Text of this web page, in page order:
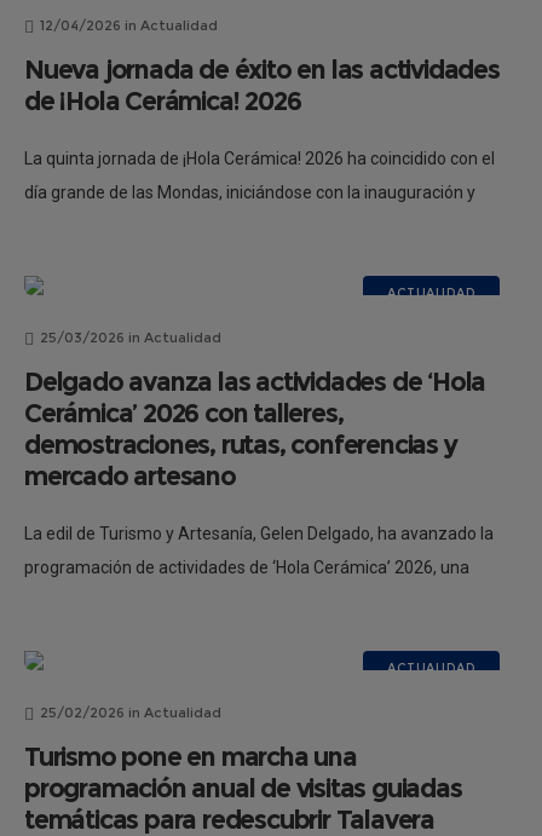
12/04/2026 in Actualidad
Nueva jornada de éxito en las actividades
de ¡Hola Cerámica! 2026
La quinta jornada de ¡Hola Cerámica! 2026 ha coincidido con el
día grande de las Mondas, iniciándose con la inauguración y
ACTUALIDAD
25/03/2026 in Actualidad
Delgado avanza las actividades de ‘Hola
Cerámica’ 2026 con talleres,
demostraciones, rutas, conferencias y
mercado artesano
La edil de Turismo y Artesanía, Gelen Delgado, ha avanzado la
programación de actividades de ‘Hola Cerámica’ 2026, una
ACTUALIDAD
25/02/2026 in Actualidad
Turismo pone en marcha una
programación anual de visitas guiadas
temáticas para redescubrir Talavera